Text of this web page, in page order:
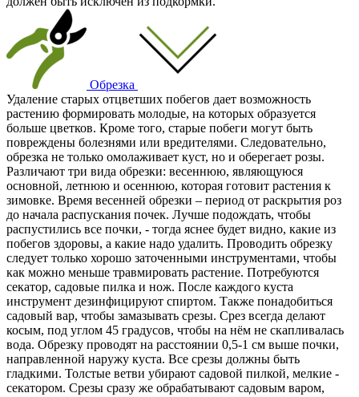
Обрезка
Удаление старых отцветших побегов дает возможность
растению формировать молодые, на которых образуется
больше цветков. Кроме того, старые побеги могут быть
повреждены болезнями или вредителями. Следовательно,
обрезка не только омолаживает куст, но и оберегает розы.
Различают три вида обрезки: весеннюю, являющуюся
основной, летнюю и осеннюю, которая готовит растения к
зимовке. Время весенней обрезки – период от раскрытия роз
до начала распускания почек. Лучше подождать, чтобы
распустились все почки, - тогда яснее будет видно, какие из
побегов здоровы, а какие надо удалить. Проводить обрезку
следует только хорошо заточенными инструментами, чтобы
как можно меньше травмировать растение. Потребуются
секатор, садовые пилка и нож. После каждого куста
инструмент дезинфицируют спиртом. Также понадобиться
садовый вар, чтобы замазывать срезы. Срез всегда делают
косым, под углом 45 градусов, чтобы на нём не скапливалась
вода. Обрезку проводят на расстоянии 0,5-1 см выше почки,
направленной наружу куста. Все срезы должны быть
гладкими. Толстые ветви убирают садовой пилкой, мелкие -
секатором. Срезы сразу же обрабатывают садовым варом,